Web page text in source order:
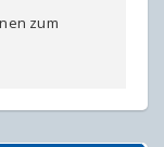
zum